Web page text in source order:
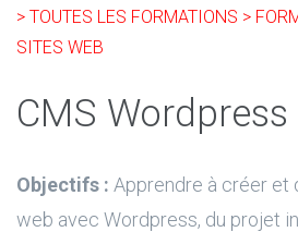
> TOUTES LES FORMATIONS >
SITES WEB
CMS Wordpress
Objectifs : Apprendre à créer et
web avec Wordpress, du projet